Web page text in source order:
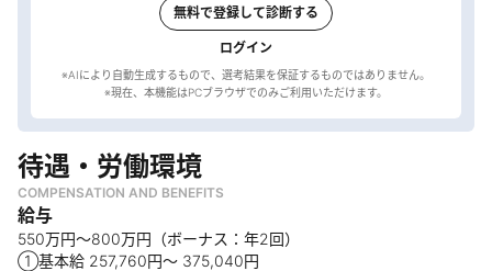
無料で登録して診断する
ログイン
※AIにより自動生成するもので、選考結果を保証するものではありません。
待遇・労働環境
COMPENSATION AND BENEFITS
給与
550万円〜800万円（ボーナス：年2回）
①基本給 257,760円〜 375,040円